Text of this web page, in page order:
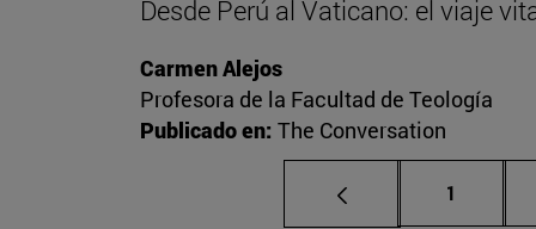
Desde Perú al Vaticano: el viaje
Carmen Alejos
Profesora de la Facultad de Teología
Publicado en: The Conversation
Página
1